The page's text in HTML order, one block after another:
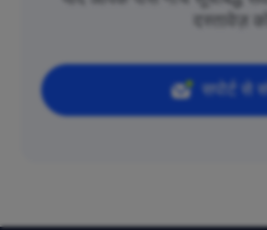
दस्तावेज़
सपोर्ट से